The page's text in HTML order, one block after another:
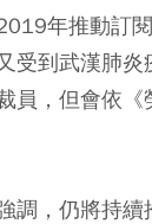
年推動訂
受到武漢肺炎
員，但會依《
調，仍將持續